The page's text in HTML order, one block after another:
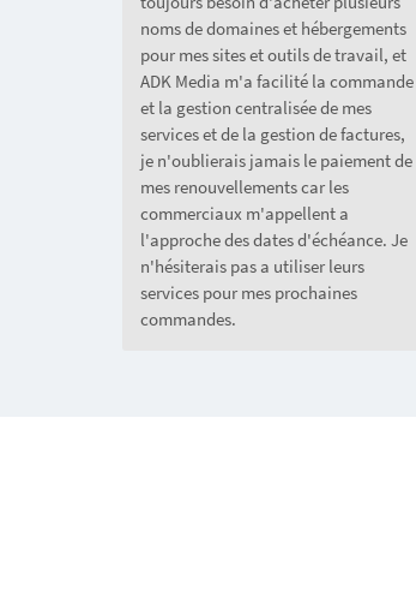
noms de domaines et hébergements
pour mes sites et outils de travail, et
ADK Media m'a facilité la commande
et la gestion centralisée de mes
services et de la gestion de factures,
je n'oublierais jamais le paiement de
mes renouvellements car les
commerciaux m'appellent a
l'approche des dates d'échéance. Je
n'hésiterais pas a utiliser leurs
services pour mes prochaines
commandes.